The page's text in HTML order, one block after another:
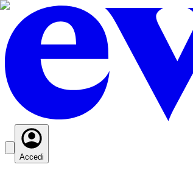
Accedi